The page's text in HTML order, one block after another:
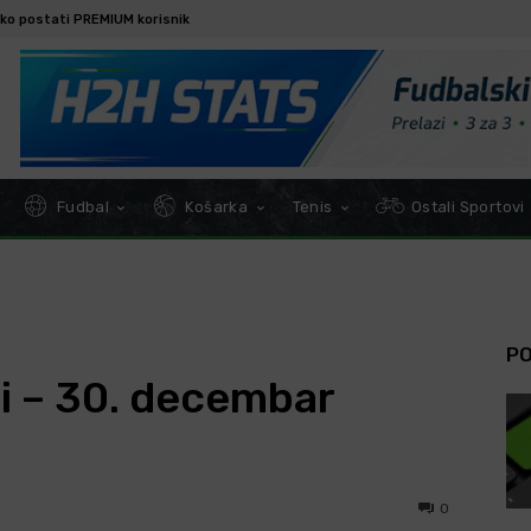
postati PREMIUM korisnik
Fudbal Košarka Tenis Ostali Sportovi
30. decembar
0